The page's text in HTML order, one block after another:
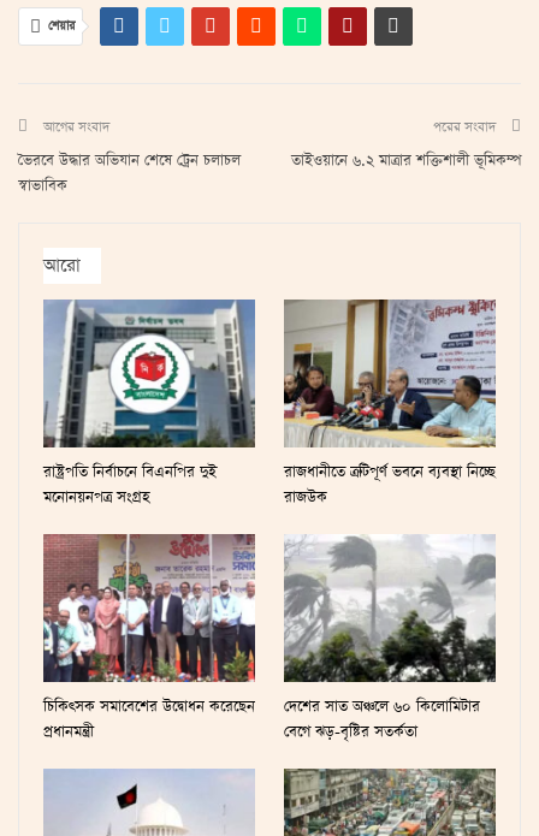
শেয়ার
আগের সংবাদ
ভৈরবে উদ্ধার অভিযান শেষে ট্রেন চলাচল
স্বাভাবিক
পরের সংবাদ
তাইওয়ানে ৬.২ মাত্রার শক্তিশালী ভূমিকম্প
আরো
রাষ্ট্রপতি নির্বাচনে বিএনপির দুই
মনোনয়নপত্র সংগ্রহ
রাজধানীতে ত্রুটিপূর্ণ ভবনে ব্যবস্থা নিচ্ছে
রাজউক
চিকিৎসক সমাবেশের উদ্বোধন করেছেন
প্রধানমন্ত্রী
দেশের সাত অঞ্চলে ৬০ কিলোমিটার
বেগে ঝড়-বৃষ্টির সতর্কতা